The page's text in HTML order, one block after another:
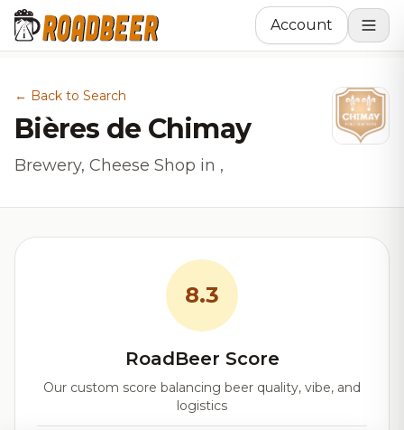
Account
← Back to Search
Bières de Chimay
Brewery, Cheese Shop in ,
8.3
RoadBeer Score
Our custom score balancing beer quality, vibe, and
logistics